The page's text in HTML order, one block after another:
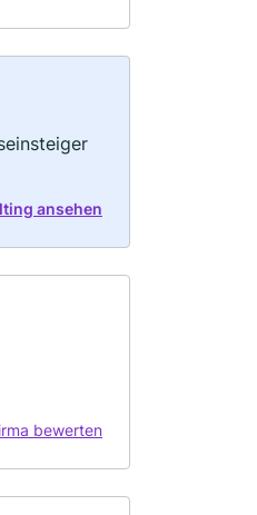
ansehen
bewerten